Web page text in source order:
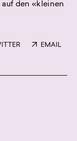
den «kleinen
EMAIL